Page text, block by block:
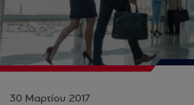
30 Μαρτίου 2017